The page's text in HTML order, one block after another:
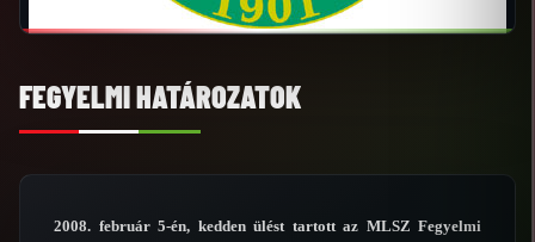
FEGYELMI HATÁROZATOK
2008. február 5-én, kedden ülést tartott az MLSZ Fegyelmi